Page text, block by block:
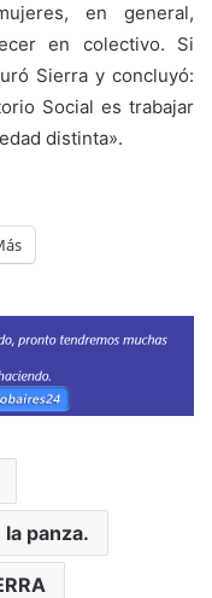
en general,
en colectivo. Si
Sierra y concluyó:
Social es trabajar
distinta».
panza.